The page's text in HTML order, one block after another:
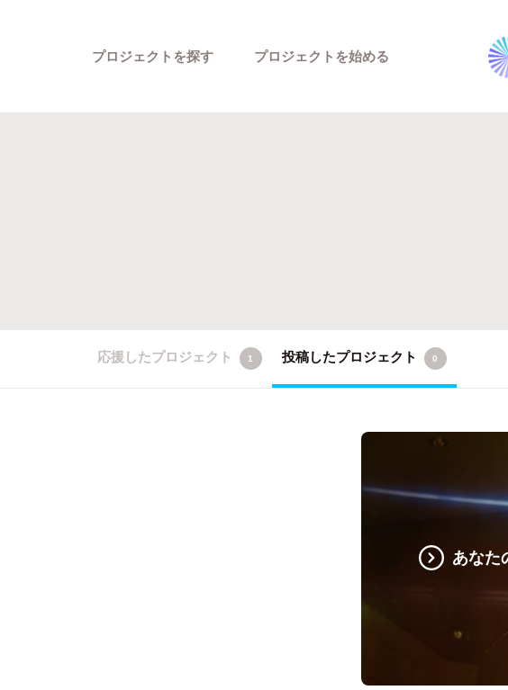
プロジェクトを探す プロジェクトを始める
応援したプロジェクト 1 投稿したプロジェクト 0
あなた